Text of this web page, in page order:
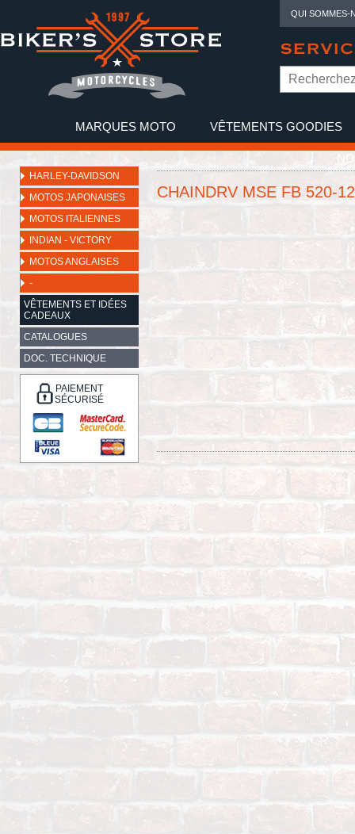
QUI SOMMES-
MARQUES MOTO VÊTEMENTS GOODIES
HARLEY-DAVIDSON
MOTOS JAPONAISES
MOTOS ITALIENNES
INDIAN - VICTORY
MOTOS ANGLAISES
-
VÊTEMENTS ET IDÉES
CADEAUX
CATALOGUES
DOC. TECHNIQUE
PAIEMENT
SÉCURISÉ
CHAINDRV MSE FB 520-